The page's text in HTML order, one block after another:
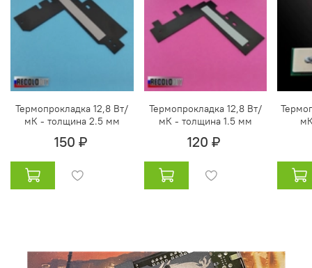
Термопрокладка 12,8 Вт/
мК - толщина 2.5 мм
150 ₽
Термопрокладка 12,8 Вт/
мК - толщина 1.5 мм
120 ₽